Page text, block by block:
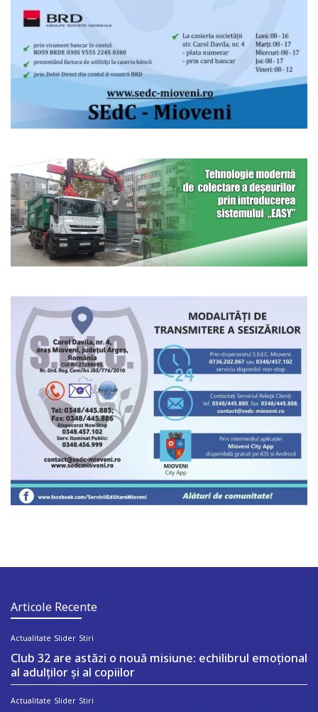
Articole Recente
Actualitate Slider Stiri
Club 32 are astăzi o nouă misiune: echilibrul emoțional
al adulților și al copiilor
Actualitate Slider Stiri